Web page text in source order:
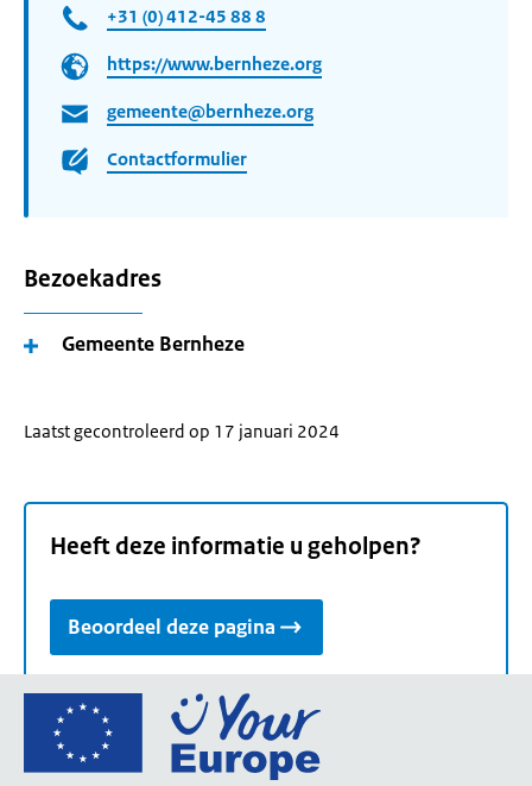
+31 (0) 412-45 88 8
https://www.bernheze.org
gemeente@bernheze.org
Contactformulier
Bezoekadres
Gemeente Bernheze
Laatst gecontroleerd op 17 januari 2024
Heeft deze informatie u geholpen?
Beoordeel deze pagina
Ga
de